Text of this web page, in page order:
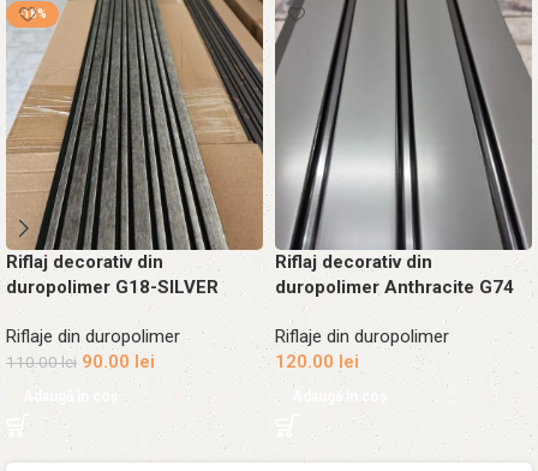
-18%
Riflaj decorativ din
duropolimer G18-SILVER
Riflaje din duropolimer
110.00lei 90.00 lei
Adaugă în coș
Riflaj decorativ din
duropolimer Anthracite G74
Riflaje din duropolimer
120.00 lei
Adaugă în coș